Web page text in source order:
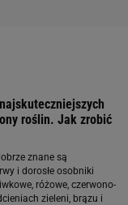
roślin. Jak zrobić
znane są
i dorosłe osobniki
różowe, czerwono-
zieleni, brązu i